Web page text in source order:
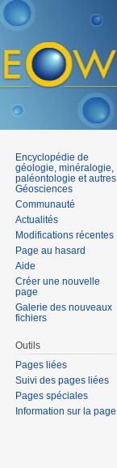
Encyclopédie de
géologie, minéralogie,
paléontologie et autres
Géosciences
Communauté
Actualités
Modifications récentes
Page au hasard
Aide
Créer une nouvelle
page
Galerie des nouveaux
fichiers
Outils
Pages liées
Suivi des pages liées
Pages spéciales
Information sur la page